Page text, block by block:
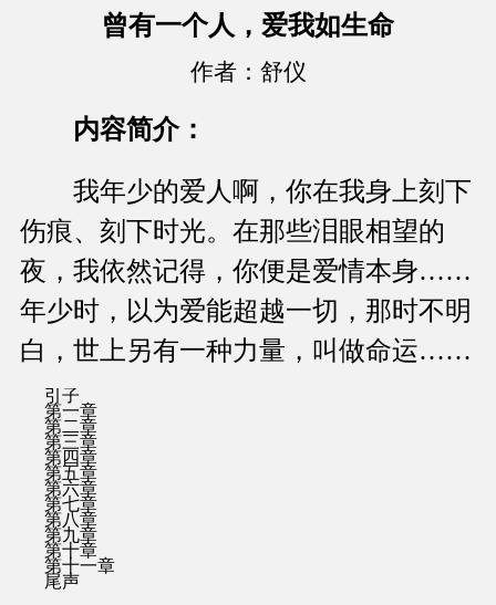
曾有一个人，爱我如生命
作者：舒仪
内容简介：
我年少的爱人啊，你在我身上刻下
伤痕、刻下时光。在那些泪眼相望的
夜，我依然记得，你便是爱情本身……
年少时，以为爱能超越一切，那时不明
白，世上另有一种力量，叫做命运……
引子
第一章
第二章
第三章
第四章
第五章
第六章
第七章
第八章
第九章
第十章
第十一章
尾声